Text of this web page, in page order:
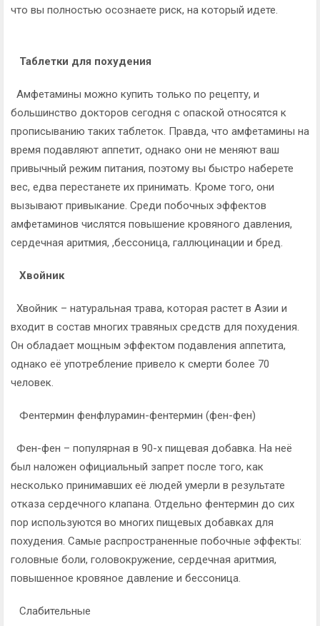
что вы полностью осознаете риск, на который идете.
Таблетки для похудения
Амфетамины можно купить только по рецепту, и
большинство докторов сегодня с опаской относятся к
прописыванию таких таблеток. Правда, что амфетамины на
время подавляют аппетит, однако они не меняют ваш
привычный режим питания, поэтому вы быстро наберете
вес, едва перестанете их принимать. Кроме того, они
вызывают привыкание. Среди побочных эффектов
амфетаминов числятся повышение кровяного давления,
сердечная аритмия, ,бессоница, галлюцинации и бред.
Хвойник
Хвойник – натуральная трава, которая растет в Азии и
входит в состав многих травяных средств для похудения.
Он обладает мощным эффектом подавления аппетита,
однако её употребление привело к смерти более 70
человек.
Фентермин фенфлурамин-фентермин (фен-фен)
Фен-фен – популярная в 90-х пищевая добавка. На неё
был наложен официальный запрет после того, как
несколько принимавших её людей умерли в результате
отказа сердечного клапана. Отдельно фентермин до сих
пор используются во многих пищевых добавках для
похудения. Самые распространенные побочные эффекты:
головные боли, головокружение, сердечная аритмия,
повышенное кровяное давление и бессоница.
Слабительные